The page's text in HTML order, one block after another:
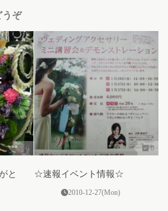
うぞ
0
と
0
☆速報イベント情報☆
2010-12-27(Mon)